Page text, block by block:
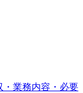
・業務内容・必要